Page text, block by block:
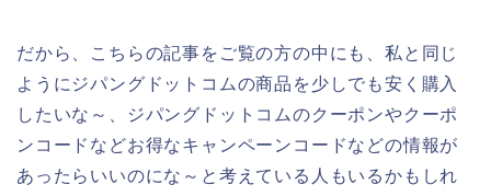
だから、こちらの記事をご覧の方の中にも、私と同じ
ようにジパングドットコムの商品を少しでも安く購入
したいな～、ジパングドットコムのクーポンやクーポ
ンコードなどお得なキャンペーンコードなどの情報が
あったらいいのにな～と考えている人もいるかもしれ